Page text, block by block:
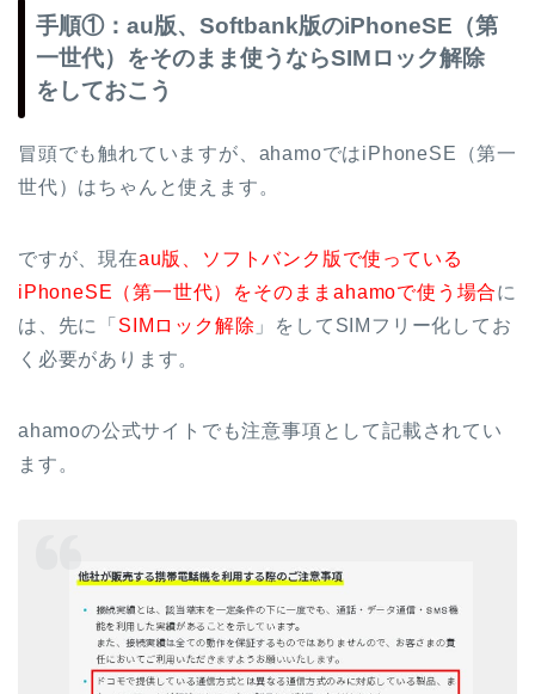
手順①：au版、Softbank版のiPhoneSE（第
一世代）をそのまま使うならSIMロック解除
をしておこう
冒頭でも触れていますが、ahamoではiPhoneSE（第一
世代）はちゃんと使えます。
ですが、現在au版、ソフトバンク版で使っている
iPhoneSE（第一世代）をそのままahamoで使う場合に
は、先に「 SIMロック解除 」をしてSIMフリー化してお
く必要があります。
ahamoの公式サイトでも注意事項として記載されてい
ます。